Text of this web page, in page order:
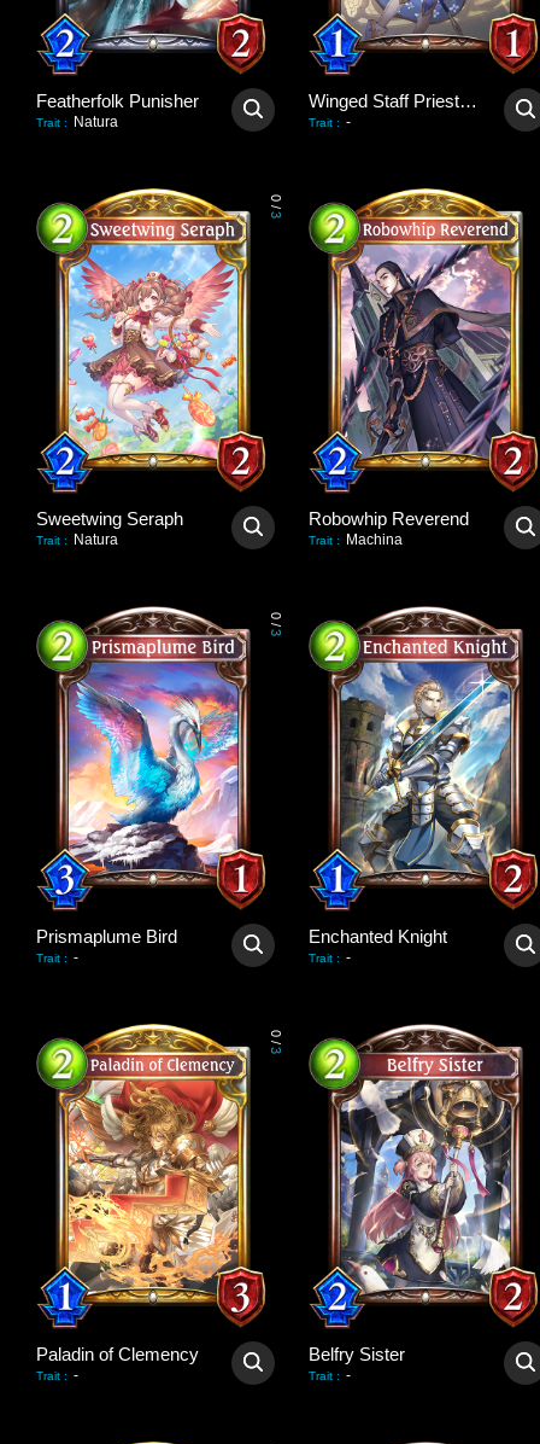
Featherfolk Punisher
Trait : Natura
Winged Staff Priestess
Trait : -
0
/
3
Sweetwing Seraph
Trait : Natura
Robowhip Reverend
Trait : Machina
0
/
3
Prismaplume Bird
Trait : -
Enchanted Knight
Trait : -
0
/
3
Paladin of Clemency
Trait : -
Belfry Sister
Trait : -